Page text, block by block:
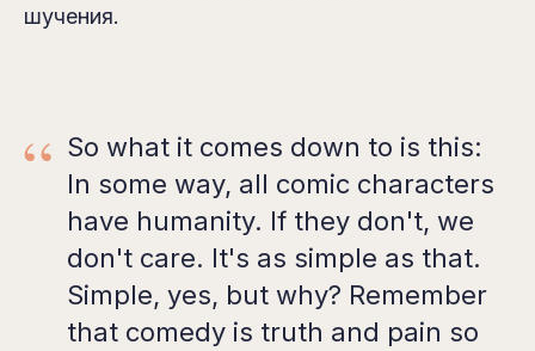
шучения.
“ So what it comes down to is this:
In some way, all comic characters
have humanity. If they don't, we
don't care. It's as simple as that.
Simple, yes, but why? Remember
that comedy is truth and pain so